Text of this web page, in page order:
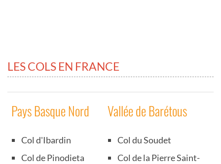
LES COLS EN FRANCE
Pays Basque Nord
Col d'Ibardin
Col de Pinodieta
Vallée de Barétous
Col du Soudet
Col de la Pierre Saint-